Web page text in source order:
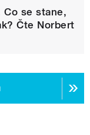
Co se stane,
Čte Norbert